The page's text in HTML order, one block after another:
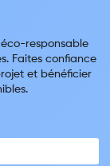
responsable
Faites confiance
et bénéficier